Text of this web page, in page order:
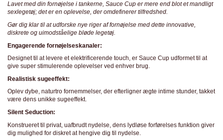
Lavet med din fornøjelse i tankerne, Sauce Cup er mere end blot et mandligt
sexlegetøj; det er en oplevelse, der omdefinerer tilfredshed.
Gør dig klar til at udforske nye riger af fornøjelse med dette innovative,
diskrete og uimodståelige bløde legetøj.
Engagerende fornøjelseskanaler:
Designet til at levere et elektrificerende touch, er Sauce Cup udformet til at
give super stimulerende oplevelser ved enhver brug.
Realistisk sugeeffekt:
Oplev dybe, naturtro fornemmelser, der efterligner ægte intime stunder, takket
være dens unikke sugeeffekt.
Silent Seduction:
Konstrueret til privat, uafbrudt nydelse, dens lydløse forførelses funktion giver
dig mulighed for diskret at hengive dig til nydelse.